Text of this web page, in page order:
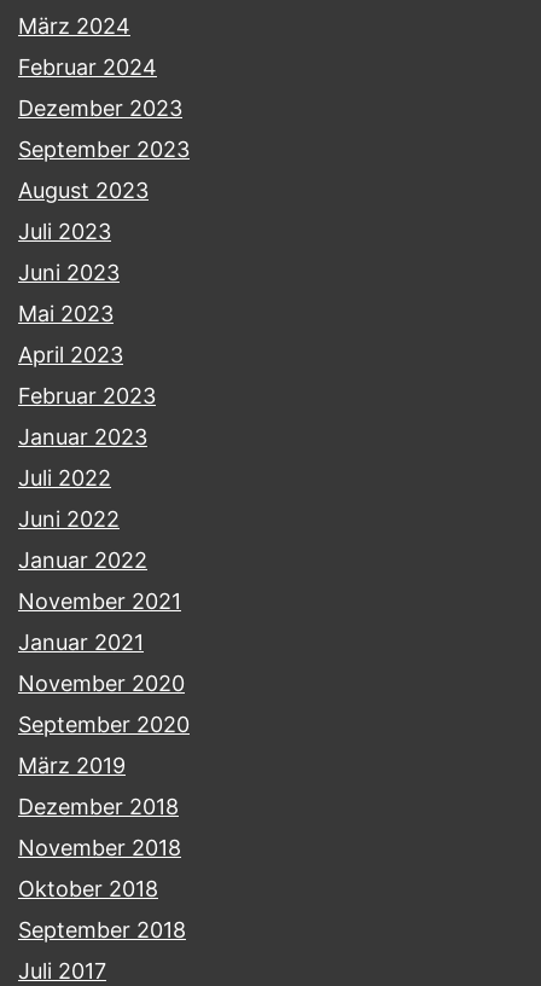
März 2024
Februar 2024
Dezember 2023
September 2023
August 2023
Juli 2023
Juni 2023
Mai 2023
April 2023
Februar 2023
Januar 2023
Juli 2022
Juni 2022
Januar 2022
November 2021
Januar 2021
November 2020
September 2020
März 2019
Dezember 2018
November 2018
Oktober 2018
September 2018
Juli 2017